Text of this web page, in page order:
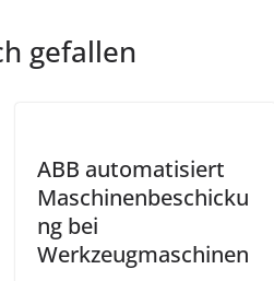
gefallen
ABB automatisiert
Maschinenbeschicku
ng bei
Werkzeugmaschinen